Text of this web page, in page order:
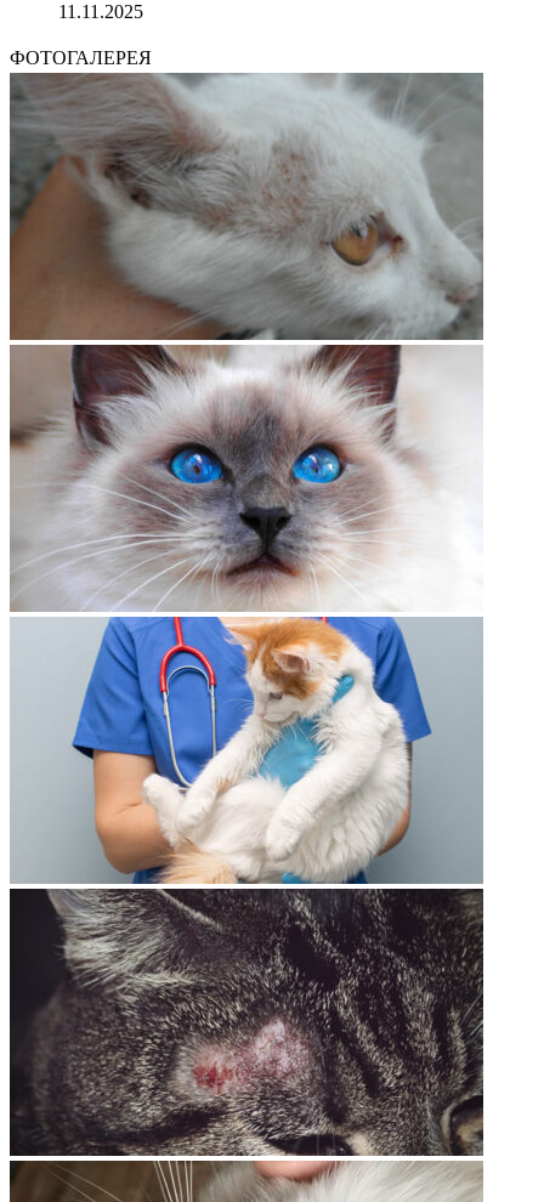
11.11.2025
ФОТОГАЛЕРЕЯ